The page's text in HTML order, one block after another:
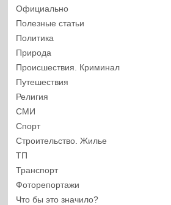
Официально
Полезные статьи
Политика
Природа
Происшествия. Криминал
Путешествия
Религия
СМИ
Спорт
Строительство. Жилье
ТП
Транспорт
Фоторепортажи
Что бы это значило?